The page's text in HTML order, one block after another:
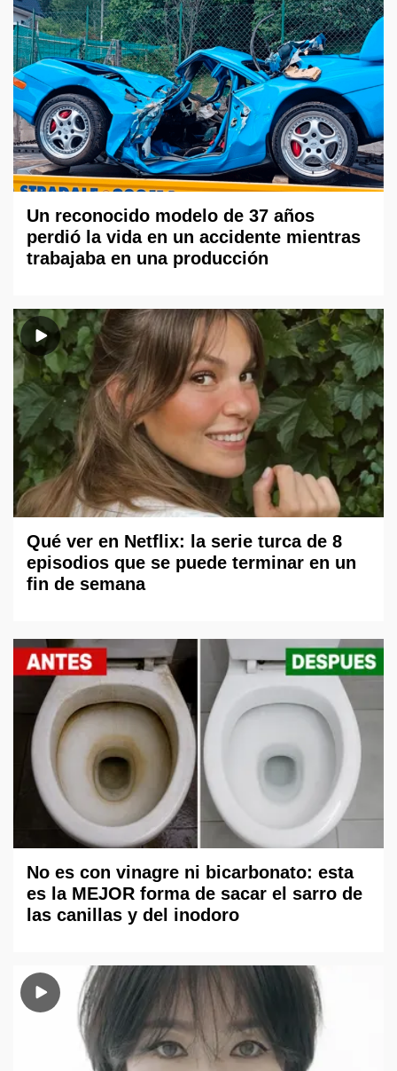
Un reconocido modelo de 37 años
perdió la vida en un accidente mientras
trabajaba en una producción
Qué ver en Netflix: la serie turca de 8
episodios que se puede terminar en un
fin de semana
No es con vinagre ni bicarbonato: esta
es la MEJOR forma de sacar el sarro de
las canillas y del inodoro